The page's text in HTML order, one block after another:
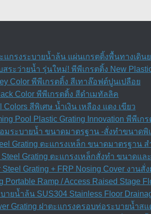
แกรงระบายน้ำล้น แผ่นเกรตติ้งพื้นทางเดิน
ระว่ายน้ำ รุ่นใหม่! พีพีเกรตติ้ง New
Color พีพีเกรตติ้ง สีเทาล๊อฟต์ปูนเปลือย
Color พีพีเกรตติ้ง สีดำเมทัลลิค
Colors สีพิเศษ น้ำเงิน เหลือง แดง เขียว
Pool Plastic Grating Innovation พีพีเ
มระบายน้ำ ขนาดมาตรฐาน -สั่งทำขนาดพิ
Grating ตะแกรงเหล็ก ขนาดมาตรฐาน
Steel Grating ตะแกรงเหล็กสั่งทำ ขนาด
Steel Grating + FRP Nosing Cover งา
Portable Ramp / Access Raised
ายน้ำล้น SUS304 Stainless Floor
Grating ฝาตะแกรงครอบท่อระบายน้ำส